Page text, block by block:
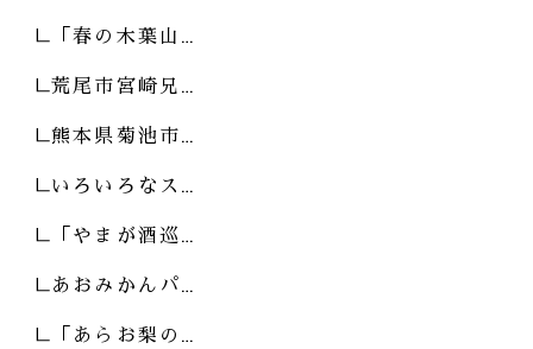
「春の木葉山…
荒尾市宮崎兄…
熊本県菊池市…
いろいろなス…
「やまが酒巡…
あおみかんパ…
「あらお梨の…